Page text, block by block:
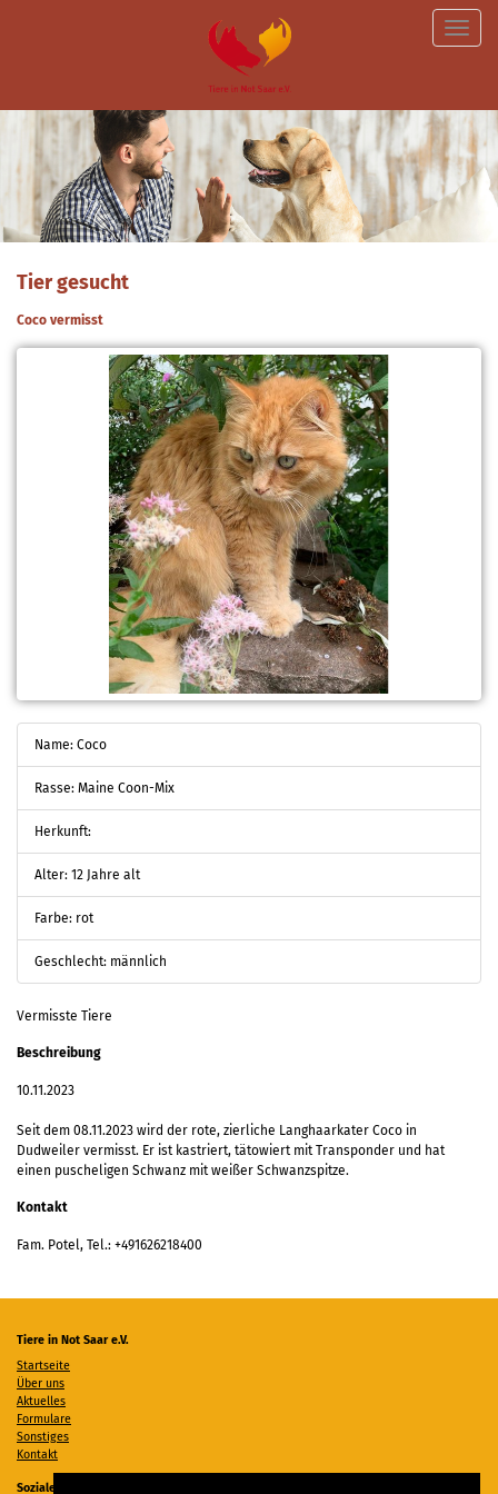
Toggle
Tier gesucht
Coco vermisst
Name: Coco
Rasse: Maine Coon-Mix
Herkunft:
Alter: 12 Jahre alt
Farbe: rot
Geschlecht: männlich
Vermisste Tiere
Beschreibung
10.11.2023
Seit dem 08.11.2023 wird der rote, zierliche Langhaarkater Coco in
Dudweiler vermisst. Er ist kastriert, tätowiert mit Transponder und hat
einen puscheligen Schwanz mit weißer Schwanzspitze.
Kontakt
Fam. Potel, Tel.: +491626218400
Tiere in Not Saar e.V.
Startseite
Über uns
Aktuelles
Formulare
Sonstiges
Kontakt
Soziale Medien